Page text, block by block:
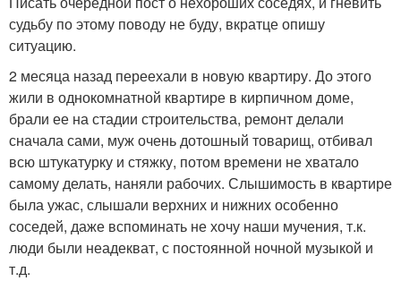
судьбу по этому поводу не буду, вкратце опишу
ситуацию.
2 месяца назад переехали в новую квартиру. До этого
жили в однокомнатной квартире в кирпичном доме,
брали ее на стадии строительства, ремонт делали
сначала сами, муж очень дотошный товарищ, отбивал
всю штукатурку и стяжку, потом времени не хватало
самому делать, наняли рабочих. Слышимость в квартире
была ужас, слышали верхних и нижних особенно
соседей, даже вспоминать не хочу наши мучения, т.к.
люди были неадекват, с постоянной ночной музыкой и
т.д.